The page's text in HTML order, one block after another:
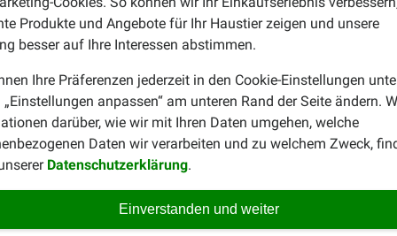
Produkte und Angebote für Ihr Haustier zeigen und unsere
besser auf Ihre Interessen abstimmen.
Ihre Präferenzen jederzeit in den Cookie-Einstellungen
„Einstellungen anpassen“ am unteren Rand der Seite ändern.
darüber, wie wir mit Ihren Daten umgehen, welche
Daten wir verarbeiten und zu welchem Zweck,
Datenschutzerklärung.
Einverstanden und weiter
einen Blick auf die Übersichtsseite von
Mix können Sie verschiedene Sorten Pastete